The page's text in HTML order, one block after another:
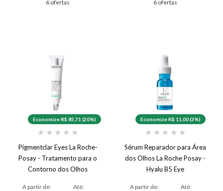
6 ofertas 6 ofertas
Economize R$ 85,71 (20%)
★ ★ ★ ★ ★
Pigmentclar Eyes La Roche-
Posay - Tratamento para o
Contorno dos Olhos
A partir de:
Até:
Economize R$ 11,00 (3%)
★ ★ ★ ★ ★
Sérum Reparador para Área
dos Olhos La Roche Posay -
Hyalu B5 Eye
A partir de:
Até: